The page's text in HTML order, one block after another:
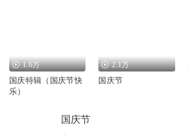
1.6万
国庆特辑（国庆节快
乐）
2.1万
国庆节
国庆节